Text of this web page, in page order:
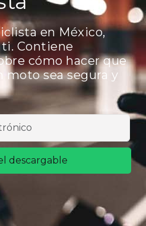
en México,
ti. Contiene
cómo hacer que
moto sea segura y
descargable